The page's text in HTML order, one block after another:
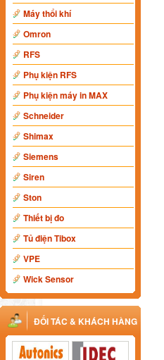
Máy thổi khí
Omron
RFS
Phụ kiện RFS
Phụ kiện máy in MAX
Schneider
Shimax
Siemens
Siren
Ston
Thiết bị đo
Tủ điện Tibox
VPE
Wick Sensor
ĐỐI TÁC & KHÁCH HÀNG